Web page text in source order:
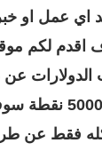
اي عمل او
اقدم لكم
عن
فقط عن